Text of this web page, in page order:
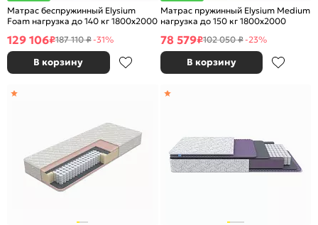
Матрас беспружинный Elysium
Foam нагрузка до 140 кг 1800x2000
129 106₽187 110 ₽-31%
В корзину
Матрас пружинный Elysium Medium
нагрузка до 150 кг 1800x2000
78 579₽102 050 ₽-23%
В корзину